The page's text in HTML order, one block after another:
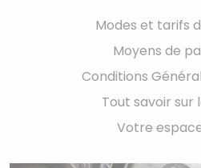
Modes et tarifs
Moyens de
Conditions
Tout savoir sur
Votre